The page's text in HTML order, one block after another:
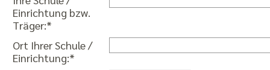
Einrichtung bzw.
Träger:*
Ort Ihrer Schule /
Einrichtung:*